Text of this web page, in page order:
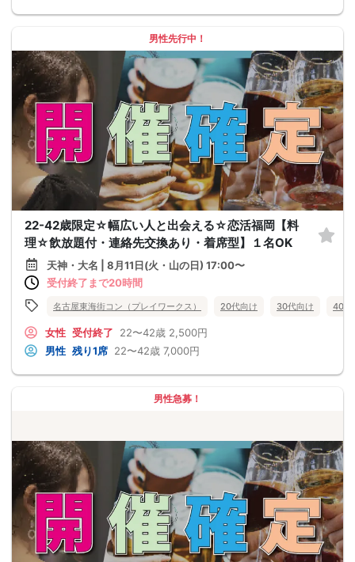
男性先行中！
22-42歳限定☆幅広い人と出会える☆恋活福岡【料
理☆飲放題付・連絡先交換あり・着席型】１名OK
天神・大名 | 8月11日(火・山の日) 17:00〜
受付終了まで20時間
名古屋東海街コン（プレイワークス） 20代向け 30代向け 40代
女性 受付終了 22〜42歳 2,500円
男性 残り1席 22〜42歳 7,000円
男性急募！